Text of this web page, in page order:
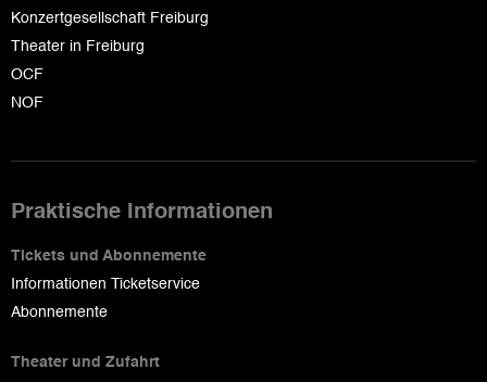
Konzertgesellschaft Freiburg
Theater in Freiburg
OCF
NOF
Praktische Informationen
Tickets und Abonnemente
Informationen Ticketservice
Abonnemente
Theater und Zufahrt